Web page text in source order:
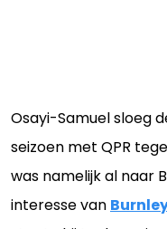
Osayi-Samuel sloeg
seizoen met QPR
was namelijk al naar
interesse van